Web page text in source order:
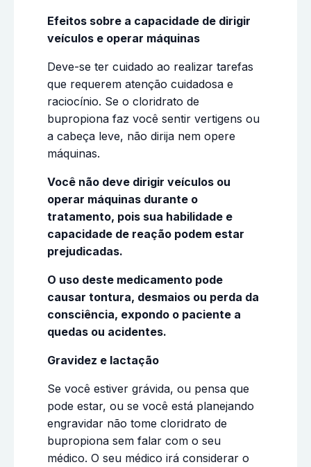
Efeitos sobre a capacidade de dirigir
veículos e operar máquinas
Deve-se ter cuidado ao realizar tarefas
que requerem atenção cuidadosa e
raciocínio. Se o cloridrato de
bupropiona faz você sentir vertigens ou
a cabeça leve, não dirija nem opere
máquinas.
Você não deve dirigir veículos ou
operar máquinas durante o
tratamento, pois sua habilidade e
capacidade de reação podem estar
prejudicadas.
O uso deste medicamento pode
causar tontura, desmaios ou perda da
consciência, expondo o paciente a
quedas ou acidentes.
Gravidez e lactação
Se você estiver grávida, ou pensa que
pode estar, ou se você está planejando
engravidar não tome cloridrato de
bupropiona sem falar com o seu
médico. O seu médico irá considerar o